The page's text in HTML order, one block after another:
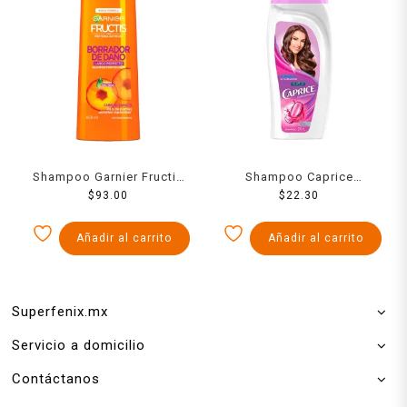
Shampoo Garnier Fructis
borrador de daño largo
$ 93.00
Añadir al carrito
Shampoo Caprice
Especialidades fuerza
cabello 200 ml
$22.30
Añadir al carrito
Superfenix.mx
Servicio a domicilio
Contáctanos